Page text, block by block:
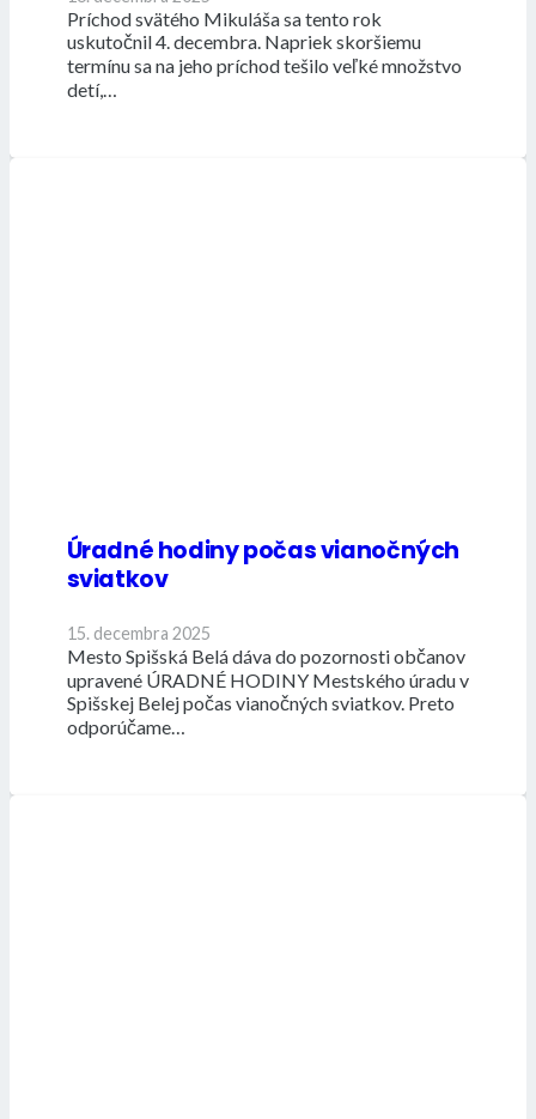
Príchod svätého Mikuláša sa tento rok
uskutočnil 4. decembra. Napriek skoršiemu
termínu sa na jeho príchod tešilo veľké množstvo
detí,…
Úradné hodiny počas vianočných
sviatkov
15. decembra 2025
Mesto Spišská Belá dáva do pozornosti občanov
upravené ÚRADNÉ HODINY Mestského úradu v
Spišskej Belej počas vianočných sviatkov. Preto
odporúčame…